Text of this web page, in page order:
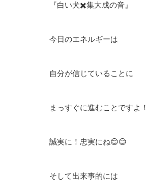
『白い犬✖️集大成の音』
今日のエネルギーは
自分が信じていることに
まっすぐに進むことですよ！
誠実に！忠実にね😊😊
そして出来事的には